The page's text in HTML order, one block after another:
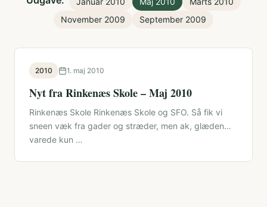
November 2009
September 2009
2010 1. maj 2010
Nyt fra Rinkenæs Skole – Maj 2010
Rinkenæs Skole Rinkenæs Skole og SFO. Så fik vi
sneen væk fra gader og stræder, men ak, glæden
varede kun …